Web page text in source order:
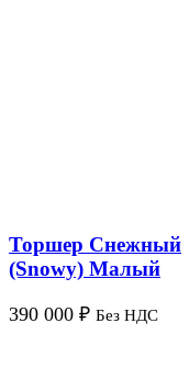
Торшер Снежный
(Snowy) Малый
390 000 ₽ Без НДС